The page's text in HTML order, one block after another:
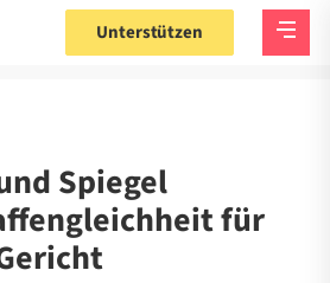
Unterstützen
Spiegel
für